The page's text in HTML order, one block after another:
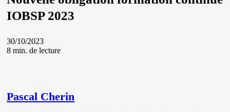
IOBSP 2023
30/10/2023
8 min. de lecture
Pascal Cherin